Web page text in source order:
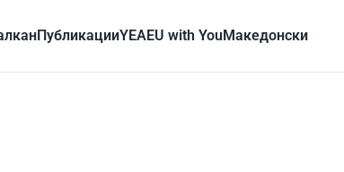
ПубликацииYEAEU with YouMакедонски